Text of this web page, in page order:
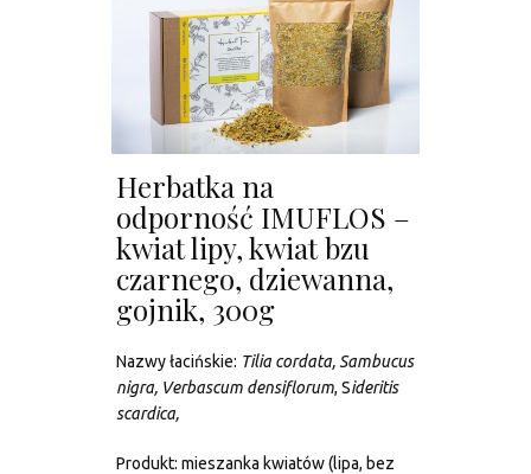
Herbatka na
odporność IMUFLOS –
kwiat lipy, kwiat bzu
czarnego, dziewanna,
gojnik, 300g
Nazwy łacińskie: Tilia cordata, Sambucus
nigra, Verbascum densiflorum, Sideritis
scardica,
Produkt: mieszanka kwiatów (lipa, bez